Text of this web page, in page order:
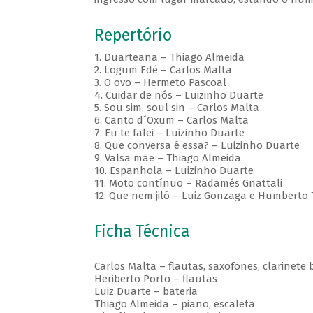
Repertório
1. Duarteana – Thiago Almeida
2. Logum Edé – Carlos Malta
3. O ovo – Hermeto Pascoal
4. Cuidar de nós – Luizinho Duarte
5. Sou sim, soul sin – Carlos Malta
6. Canto d´Oxum – Carlos Malta
7. Eu te falei – Luizinho Duarte
8. Que conversa é essa? – Luizinho Duarte
9. Valsa mãe – Thiago Almeida
10. Espanhola – Luizinho Duarte
11. Moto contínuo – Radamés Gnattali
12. Que nem jiló – Luiz Gonzaga e Humberto
Ficha Técnica
Carlos Malta – flautas, saxofones, clarinete
Heriberto Porto – flautas
Luiz Duarte – bateria
Thiago Almeida – piano, escaleta